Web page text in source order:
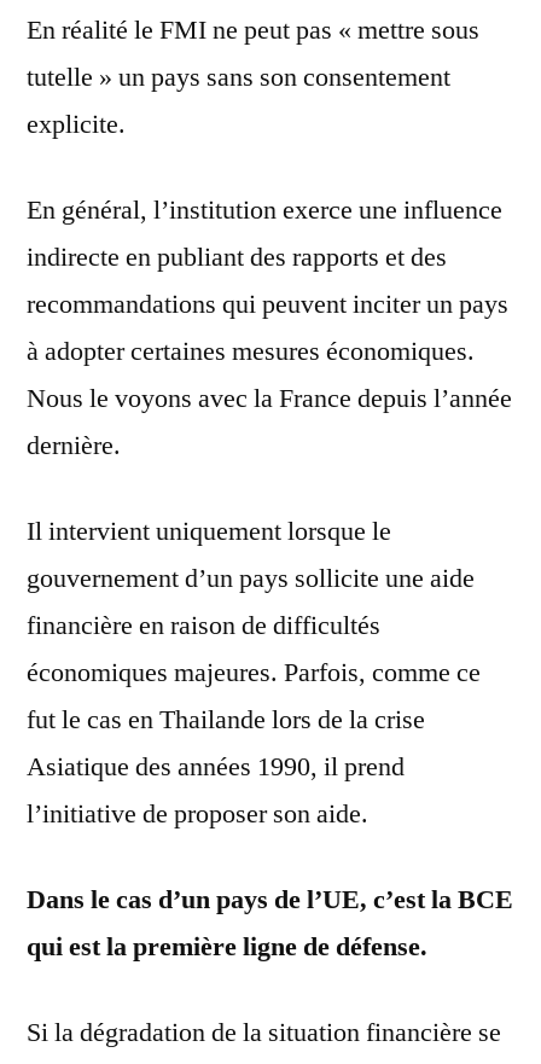
En réalité le FMI ne peut pas « mettre sous
tutelle » un pays sans son consentement
explicite.
En général, l’institution exerce une influence
indirecte en publiant des rapports et des
recommandations qui peuvent inciter un pays
à adopter certaines mesures économiques.
Nous le voyons avec la France depuis l’année
dernière.
Il intervient uniquement lorsque le
gouvernement d’un pays sollicite une aide
financière en raison de difficultés
économiques majeures. Parfois, comme ce
fut le cas en Thailande lors de la crise
Asiatique des années 1990, il prend
l’initiative de proposer son aide.
Dans le cas d’un pays de l’UE, c’est la BCE
qui est la première ligne de défense.
Si la dégradation de la situation financière se